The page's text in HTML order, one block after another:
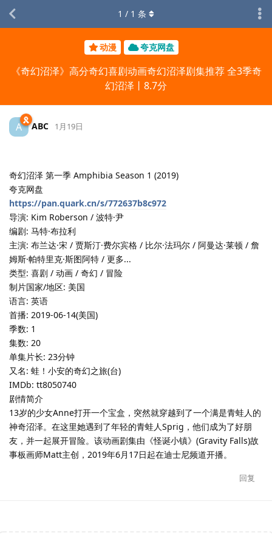
动漫 夸克网盘
《奇幻沼泽》高分奇幻喜剧动画奇幻沼泽剧集推荐 全3季奇
幻沼泽丨8.7分
1 / 1 条
A ABC 1月19日
奇幻沼泽 第一季 Amphibia Season 1 (2019)
夸克网盘
https://pan.quark.cn/s/772637b8c972
导演: Kim Roberson / 波特·尹
编剧: 马特·布拉利
主演: 布兰达·宋 / 贾斯汀·费尔宾格 / 比尔·法玛尔 / 阿曼达·莱顿 / 詹
姆斯·帕特里克·斯图阿特 / 更多...
类型: 喜剧 / 动画 / 奇幻 / 冒险
制片国家/地区: 美国
语言: 英语
首播: 2019-06-14(美国)
季数: 1
集数: 20
单集片长: 23分钟
又名: 蛙！小安的奇幻之旅(台)
IMDb: tt8050740
剧情简介
13岁的少女Anne打开一个宝盒，突然就穿越到了一个满是青蛙人的
神奇沼泽。在这里她遇到了年轻的青蛙人Sprig，他们成为了好朋
友，并一起展开冒险。该动画剧集由《怪诞小镇》(Gravity Falls)故
事板画师Matt主创，2019年6月17日起在迪士尼频道开播。
回复